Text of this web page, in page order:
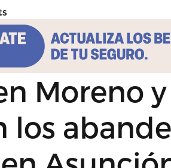
Moreno
los